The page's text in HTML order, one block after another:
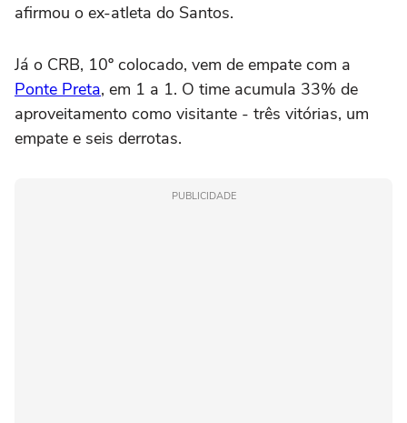
afirmou o ex-atleta do Santos.
Já o CRB, 10º colocado, vem de empate com a
Ponte Preta, em 1 a 1. O time acumula 33% de
aproveitamento como visitante - três vitórias, um
empate e seis derrotas.
PUBLICIDADE